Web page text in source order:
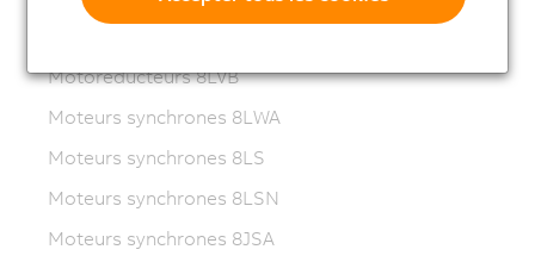
Motoréducteurs 8LVB
Moteurs synchrones 8LWA
Moteurs synchrones 8LS
Moteurs synchrones 8LSN
Moteurs synchrones 8JSA